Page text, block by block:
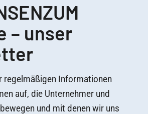
– unser
regelmäßigen Informationen
auf, die Unternehmer und
und mit denen wir uns